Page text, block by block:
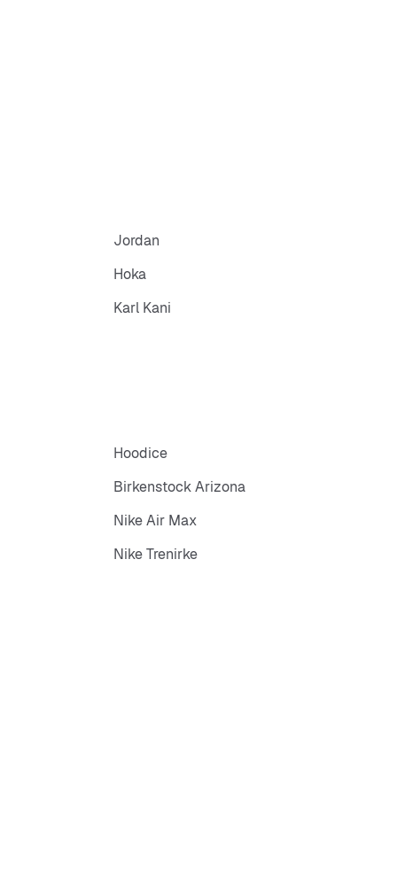
Jordan
Hoka
Karl Kani
Hoodice
Birkenstock Arizona
Nike Air Max
Nike Trenirke